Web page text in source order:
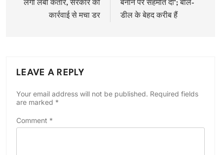
लगी लंबी कतारें, सरकार की
कार्रवाई से मचा डर
बनाने पर सहमति दी’; बोले-
डील के बेहद करीब हैं
LEAVE A REPLY
Your email address will not be published. Required fields
are marked *
Comment *